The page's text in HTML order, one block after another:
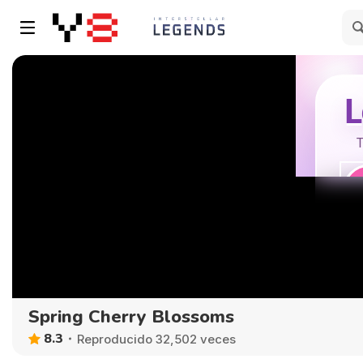
Spring Cherry Blossoms
8.3 Reproducido 32,502 veces